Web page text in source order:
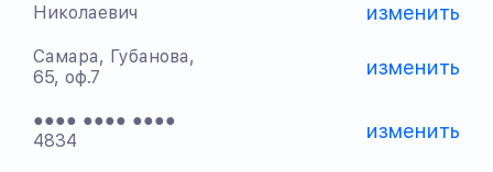
Николаевич изменить
Самара, Губанова,
65, оф.7
изменить
●●●● ●●●● ●●●●
4834
изменить